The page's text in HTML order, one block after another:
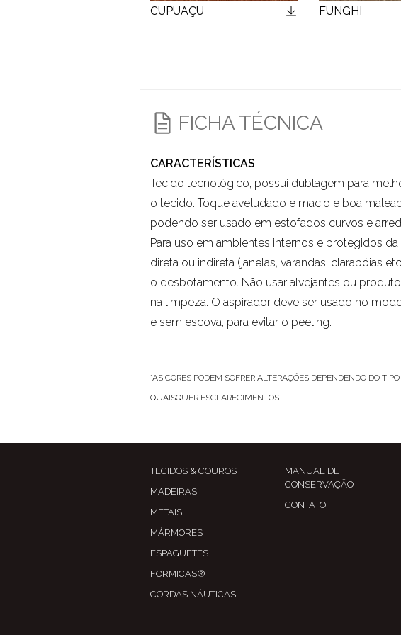
CUPUAÇU FUNGHI
FICHA TÉCNICA
CARACTERÍSTICAS
Tecido tecnológico, possui dublagem para
o tecido. Toque aveludado e macio e boa
podendo ser usado em estofados curvos e
Para uso em ambientes internos e protegidos
direta ou indireta (janelas, varandas, clarabóias
o desbotamento. Não usar alvejantes ou
na limpeza. O aspirador deve ser usado no
e sem escova, para evitar o peeling.
*AS CORES PODEM SOFRER ALTERAÇÕES DEPENDENDO DO
QUAISQUER ESCLARECIMENTOS.
TECIDOS & COUROS
MADEIRAS
METAIS
MÁRMORES
ESPAGUETES
FORMICAS®
CORDAS NÁUTICAS
MANUAL DE
CONSERVAÇÃO
CONTATO